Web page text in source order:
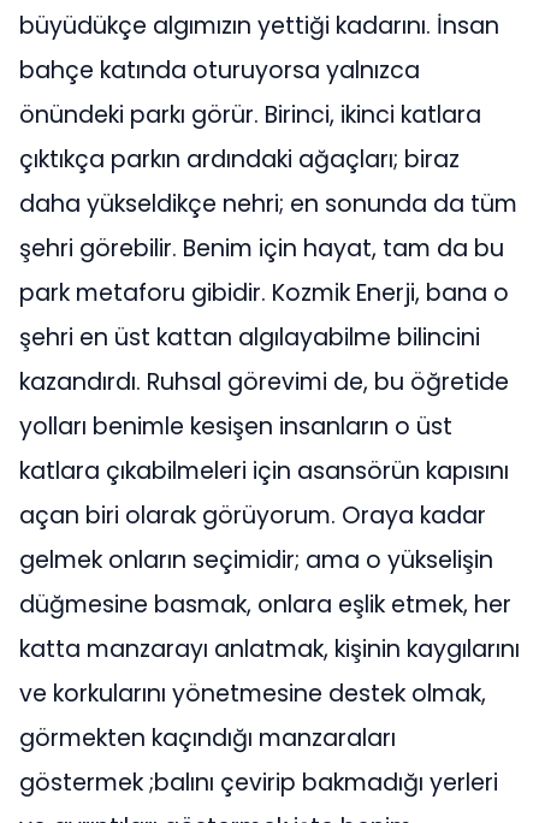
büyüdükçe algımızın yettiği kadarını. İnsan
bahçe katında oturuyorsa yalnızca
önündeki parkı görür. Birinci, ikinci katlara
çıktıkça parkın ardındaki ağaçları; biraz
daha yükseldikçe nehri; en sonunda da tüm
şehri görebilir. Benim için hayat, tam da bu
park metaforu gibidir. Kozmik Enerji, bana o
şehri en üst kattan algılayabilme bilincini
kazandırdı. Ruhsal görevimi de, bu öğretide
yolları benimle kesişen insanların o üst
katlara çıkabilmeleri için asansörün kapısını
açan biri olarak görüyorum. Oraya kadar
gelmek onların seçimidir; ama o yükselişin
düğmesine basmak, onlara eşlik etmek, her
katta manzarayı anlatmak, kişinin kaygılarını
ve korkularını yönetmesine destek olmak,
görmekten kaçındığı manzaraları
göstermek ;balını çevirip bakmadığı yerleri